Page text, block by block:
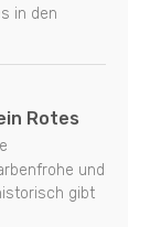
in den
Rotes
und
gibt